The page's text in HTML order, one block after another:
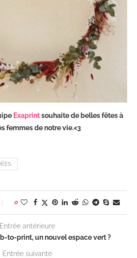
Exaprintsouhaite de belles fêtes à
femmes de notre vie.<3
0
Entrée antérieure
to-print, un nouvel espace vert ?
Entrée suivante